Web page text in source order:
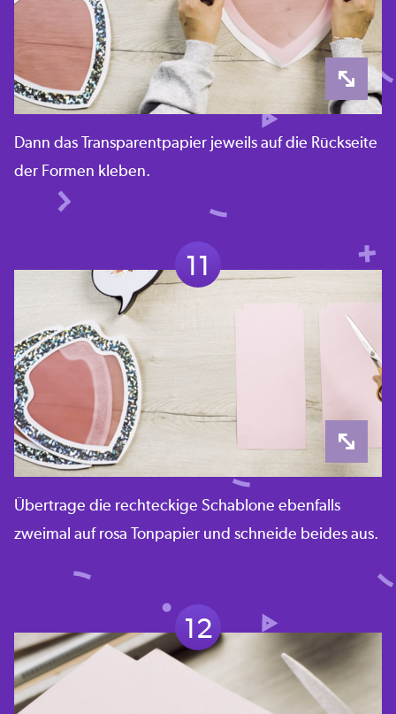
Dann das Transparentpapier jeweils auf die Rückseite
der Formen kleben.
11
Übertrage die rechteckige Schablone ebenfalls
zweimal auf rosa Tonpapier und schneide beides aus.
12